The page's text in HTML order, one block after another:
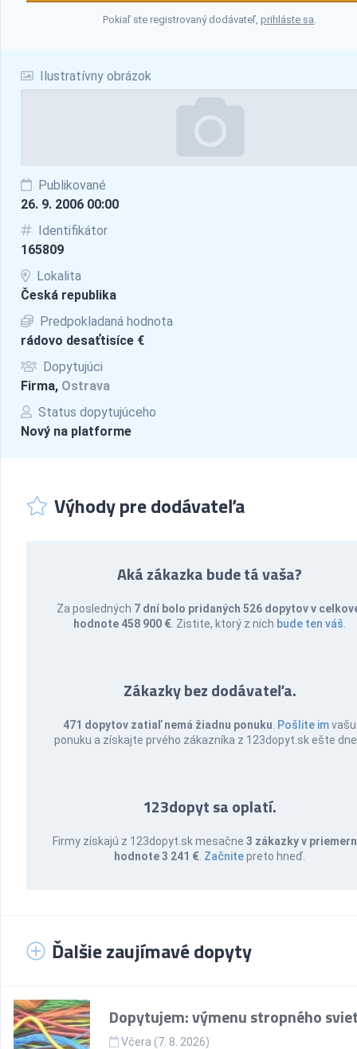
Ilustratívny obrázok
Publikované
26. 9. 2006 00:00
Identifikátor
165809
Lokalita
Česká republika
Predpokladaná hodnota
rádovo desaťtisíce €
Dopytujúci
Firma, Ostrava
Status dopytujúceho
Nový na platforme
Pokiaľ ste registrovaný dodávateľ,prihláste sa.
Výhody pre dodávateľa
Aká zákazka bude tá vaša?
Za posledných 7 dní bolo pridaných 526 dopytov v
hodnote 458 900 € . Zistite, ktorý z nich bude ten váš
Zákazky bez dodávateľa.
471 dopytov zatiaľ nemá žiadnu ponuku Pošlite imvašu
ponuku a získajte prvého zákazníka z 123dopyt.sk ešte
123dopyt sa oplatí.
Firmy získajú z 123dopyt.sk mesačne3 zákazky v
hodnote 3 241 € Začnitepreto hneď.
Ďalšie zaujímavé dopyty
Dopytujem: výmenu stropného
Včera (7. 8. 2026)